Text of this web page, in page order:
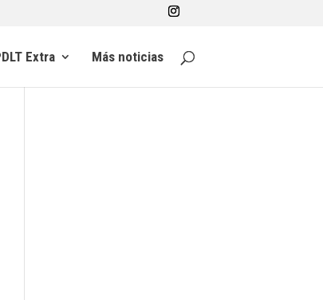
Extra Más noticias